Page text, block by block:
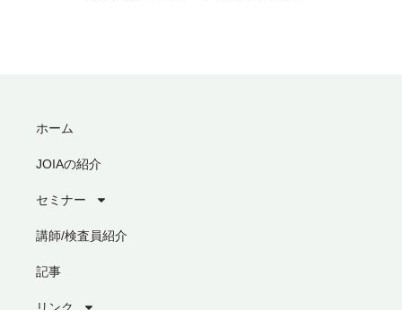
ホーム
JOIAの紹介
セミナー
講師/検査員紹介
記事